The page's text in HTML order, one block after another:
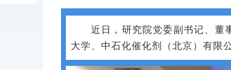
近日，研究院党委副书记、董
大学、中石化催化剂（北京）有限